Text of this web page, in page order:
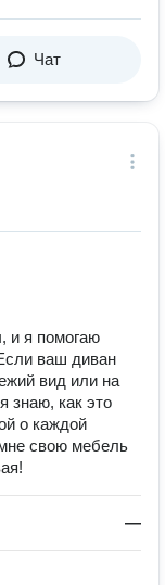
Чат
и я помогаю
ваш диван
вид или на
знаю, как это
о каждой
свою мебель
—